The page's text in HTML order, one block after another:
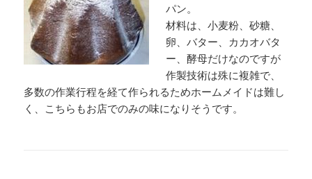
パン。
材料は、小麦粉、砂糖、
卵、バター、カカオバタ
ー、酵母だけなのですが
作製技術は殊に複雑で、
多数の作業行程を経て作られるためホームメイドは難し
く、こちらもお店でのみの味になりそうです。